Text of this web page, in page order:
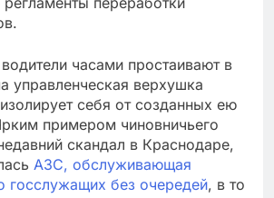
часами простаивают в
управленческая верхушка
себя от созданных ею
примером чиновничьего
скандал в Краснодаре,
АЗС, обслуживающая
госслужащих без очередей, в то